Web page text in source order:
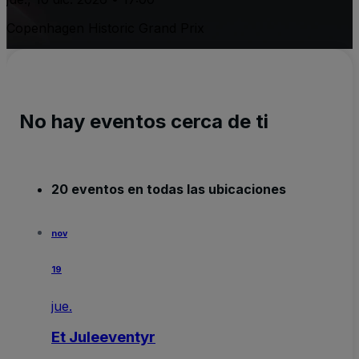
No hay eventos cerca de ti
20 eventos en todas las ubicaciones
nov
19
jue.
Et Juleeventyr